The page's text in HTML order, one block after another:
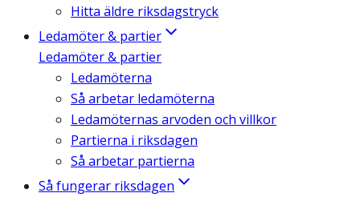
Hitta äldre riksdagstryck
Ledamöter & partier
Ledamöter & partier
Ledamöterna
Så arbetar ledamöterna
Ledamöternas arvoden och villkor
Partierna i riksdagen
Så arbetar partierna
Så fungerar riksdagen